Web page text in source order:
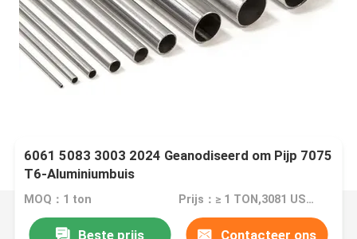
6061 5083 3003 2024 Geanodiseerd om Pijp 7075
T6-Aluminiumbuis
MOQ：1 ton Prijs：≥ 1 TON,3081 USD; ≥10TON,2691 USD; ≥25TON,2398USD
Beste prijs Contacteer ons